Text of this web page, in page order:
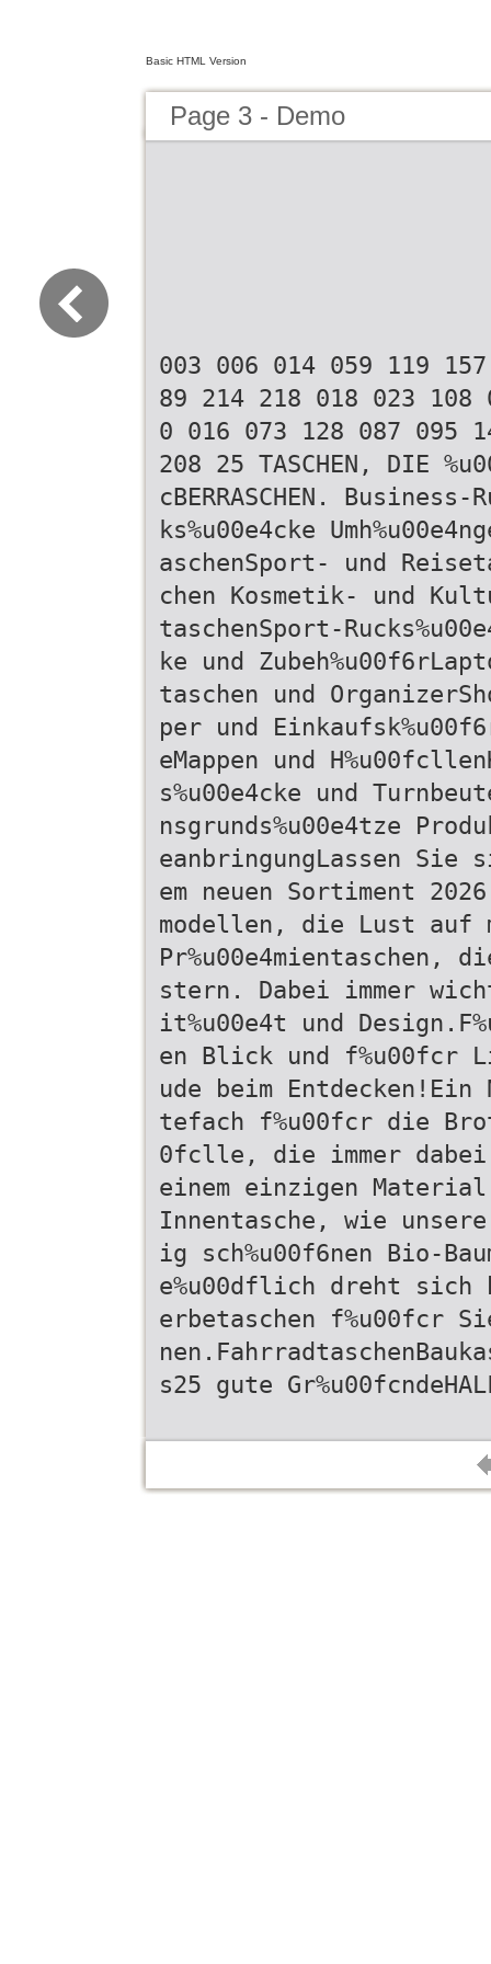
Basic HTML Version
Page 3 - Demo
003 006 014 059 119
89 214 218 018 023 108
0 016 073 128 087 095
208 25 TASCHEN, DIE
cBERRASCHEN. Business-
ks%u00e4cke
aschenSport- und
chen Kosmetik- und
taschenSport-
ke und
taschen und
per und
eMappen und
s%u00e4cke und
nsgrunds%u00e4tze
eanbringungLassen Sie
em neuen Sortiment
modellen, die Lust auf
stern. Dabei immer
it%u00e4t und
en Blick und f%u00fcr
ude beim
tefach f%u00fcr die
0fclle, die immer
einem einzigen
Innentasche, wie
ig sch%u00f6nen Bio-
e%u00dflich dreht sich
erbetaschen f%u00fcr